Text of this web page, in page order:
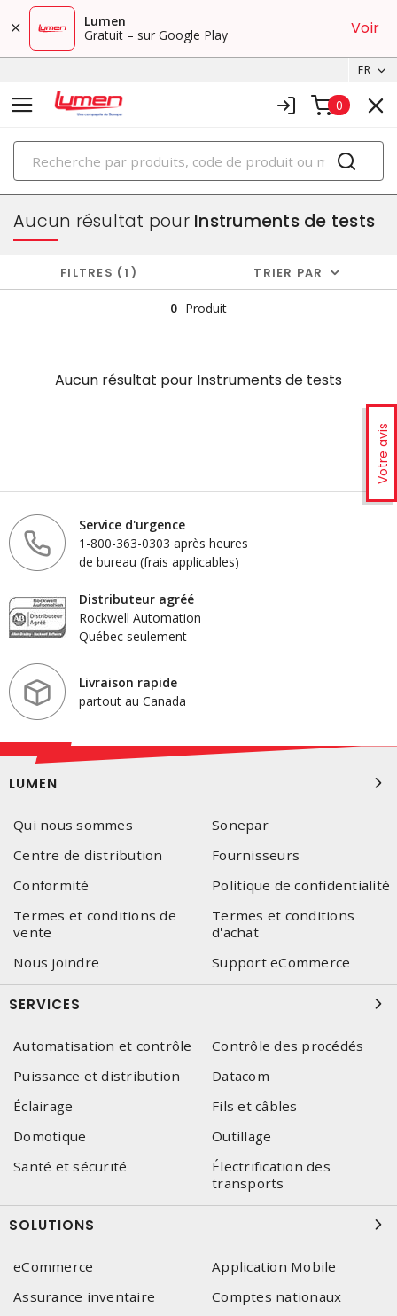
Lumen
Gratuit – sur Google Play
Voir
FR
0
PRODUITS
outillage
Votre avis
Aucun résultat pourInstruments de tests
FILTRES 1 TRIER PAR
0 Produit
Aucun résultat pour Instruments de tests
Service d'urgence
1-800-363-0303 après heures
de bureau (frais applicables)
Distributeur agréé
Rockwell Automation
Québec seulement
Livraison rapide
partout au Canada
LUMEN
Qui nous sommes
Sonepar
Centre de distribution
Fournisseurs
Conformité
Politique de confidentialité
Termes et conditions de
vente
Termes et conditions
d'achat
Nous joindre
Support eCommerce
SERVICES
Automatisation et contrôle
Contrôle des procédés
Puissance et distribution
Datacom
Éclairage
Fils et câbles
Domotique
Outillage
Santé et sécurité
Électrification des
transports
SOLUTIONS
eCommerce
Application Mobile
Assurance inventaire
Comptes nationaux